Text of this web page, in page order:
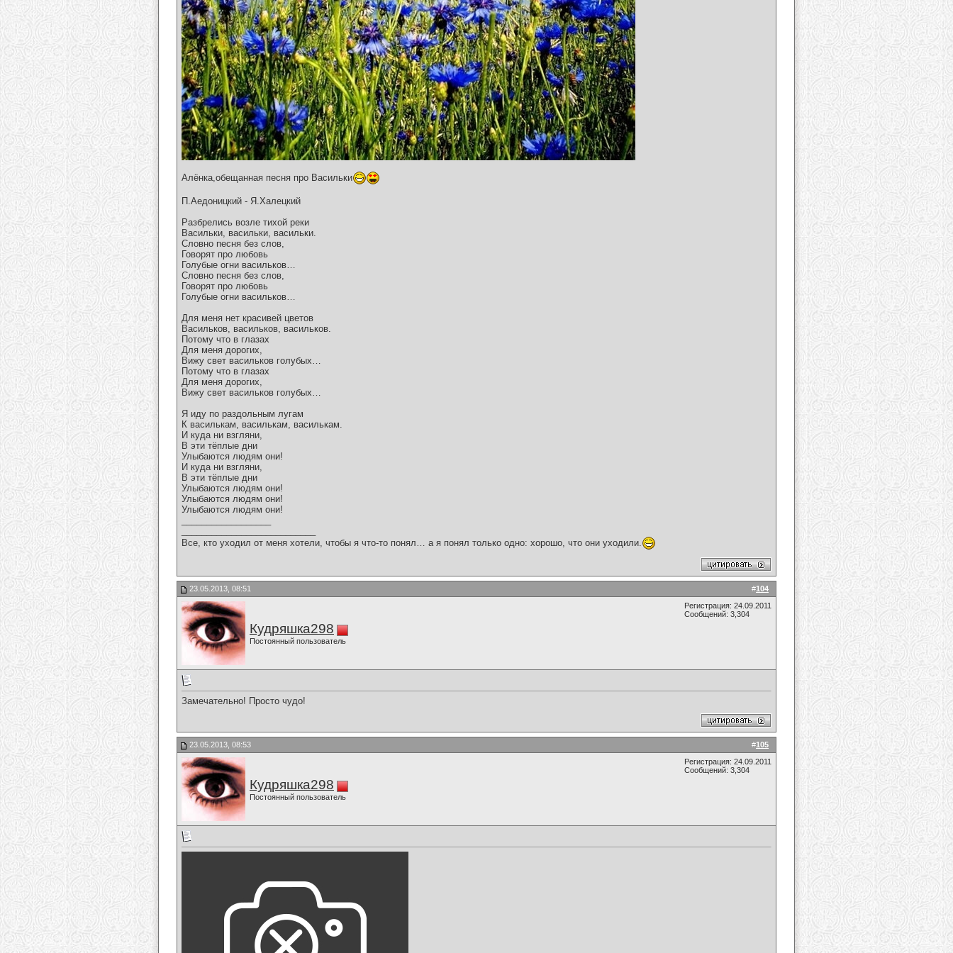
Алёнка,обещанная песня про Васильки
П.Аедоницкий - Я.Халецкий
Разбрелись возле тихой реки
Васильки, васильки, васильки.
Словно песня без слов,
Говорят про любовь
Голубые огни васильков…
Словно песня без слов,
Говорят про любовь
Голубые огни васильков…
Для меня нет красивей цветов
Васильков, васильков, васильков.
Потому что в глазах
Для меня дорогих,
Вижу свет васильков голубых…
Потому что в глазах
Для меня дорогих,
Вижу свет васильков голубых…
Я иду по раздольным лугам
К василькам, василькам, василькам.
И куда ни взгляни,
В эти тёплые дни
Улыбаются людям они!
И куда ни взгляни,
В эти тёплые дни
Улыбаются людям они!
Улыбаются людям они!
Улыбаются людям они!
Все, кто уходил от меня хотели, чтобы я что-то понял… а я понял только одно: хорошо, что они уходили.
#104
23.05.2013, 08:51
Кудряшка298
Постоянный пользователь
Регистрация: 24.09.2011
Сообщений: 3,304
Замечательно! Просто чудо!
#105
23.05.2013, 08:53
Кудряшка298
Постоянный пользователь
Регистрация: 24.09.2011
Сообщений: 3,304